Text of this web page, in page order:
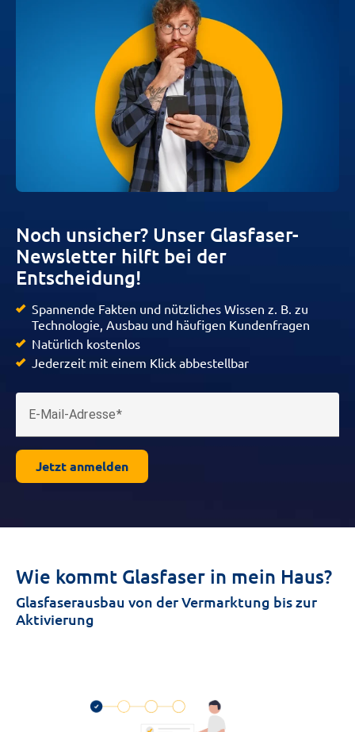
Noch unsicher? Unser Glasfaser-
Newsletter hilft bei der
Entscheidung!
Spannende Fakten und nützliches Wissen z. B. zu
Technologie, Ausbau und häufigen Kundenfragen
Natürlich kostenlos
Jederzeit mit einem Klick abbestellbar
E-Mail-Adresse
Jetzt anmelden
Wie kommt Glasfaser in mein Haus?
Glasfaserausbau von der Vermarktung bis zur
Aktivierung